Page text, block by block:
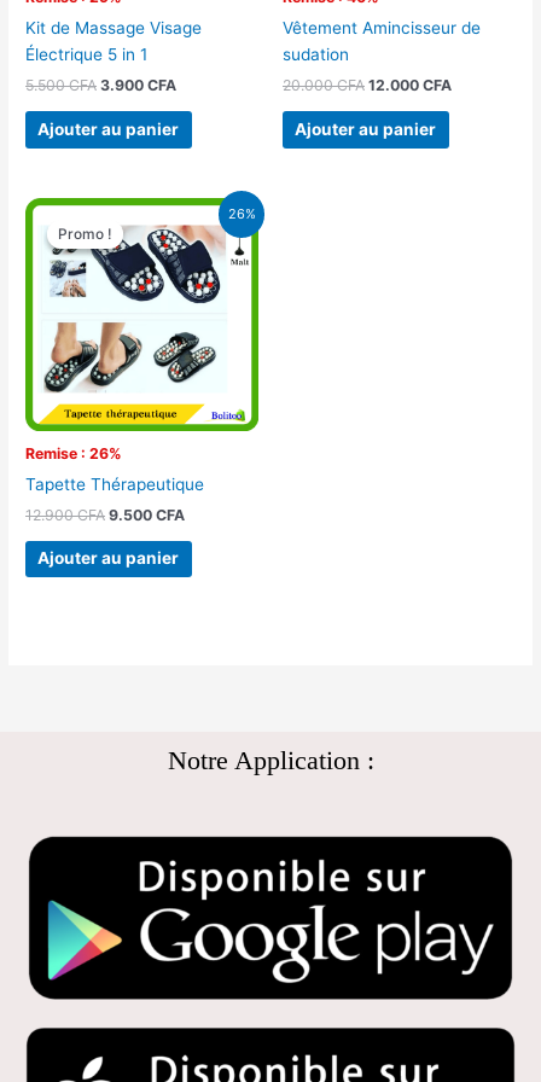
Kit de Massage Visage
Électrique 5 in 1
5.500CFA 3.900CFA
Ajouter au panier
Vêtement Amincisseur de
sudation
20.000CFA 12.000 CFA
Ajouter au panier
26%
Promo !
Remise : 26%
Promo !
Tapette Thérapeutique
12.900CFA
Le
prix
initial
était :
12.900 CFA.
9.500CFA
Le
prix
actuel
est :
9.500 CFA.
Ajouter au panier
Notre Application :